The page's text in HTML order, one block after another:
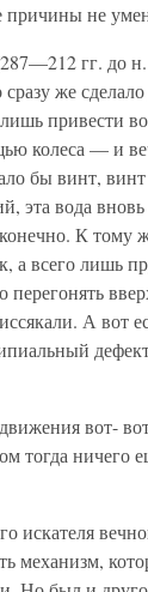
причины не
гг. до н.
сразу же
привести
колеса — и
бы винт,
эта вода
К
а всего лишь
А вот
вот-
тогда ничего
искателя
механизм,